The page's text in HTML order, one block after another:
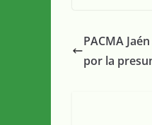
PACMA
por la